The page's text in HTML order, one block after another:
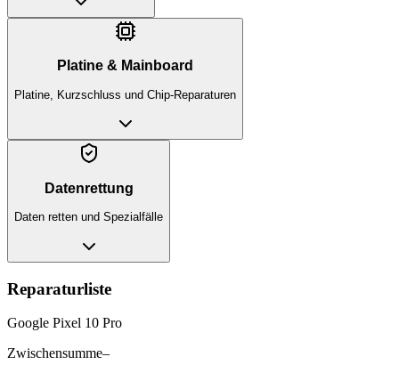
Platine & Mainboard
Platine, Kurzschluss und Chip-Reparaturen
Datenrettung
Daten retten und Spezialfälle
Reparaturliste
Google Pixel 10 Pro
Zwischensumme–